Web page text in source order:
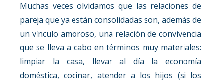
Muchas veces olvidamos que las relaciones de
pareja que ya están consolidadas son, además de
un vínculo amoroso, una relación de convivencia
que se lleva a cabo en términos muy materiales:
limpiar la casa, llevar al día la economía
doméstica, cocinar, atender a los hijos (si los